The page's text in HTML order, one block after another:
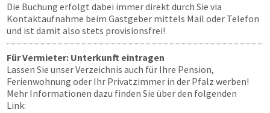
Die Buchung erfolgt dabei immer direkt durch Sie via
Kontaktaufnahme beim Gastgeber mittels Mail oder Telefon
und ist damit also stets provisionsfrei!
Für Vermieter: Unterkunft eintragen
Lassen Sie unser Verzeichnis auch für Ihre Pension,
Ferienwohnung oder Ihr Privatzimmer in der Pfalz werben!
Mehr Informationen dazu finden Sie über den folgenden
Link: